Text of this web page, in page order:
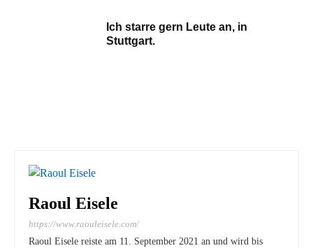
Ich starre gern Leute an, in
Stuttgart.
Raoul Eisele
https://www.raouleisele.com/
Raoul Eisele reiste am 11. September 2021 an und wird bis